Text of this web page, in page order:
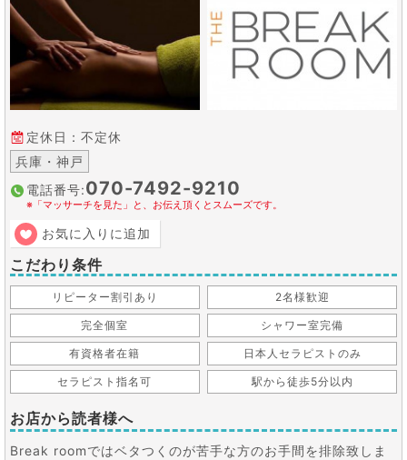
定休日：不定休
兵庫・神戸
電話番号:070-7492-9210
※「マッサーチを見た」と、お伝え頂くとスムーズです。
お気に入りに追加
こだわり条件
リピーター割引あり 2名様歓迎
完全個室 シャワー室完備
有資格者在籍 日本人セラピストのみ
セラピスト指名可 駅から徒歩5分以内
お店から読者様へ
Break roomではベタつくのが苦手な方のお手間を排除致しま